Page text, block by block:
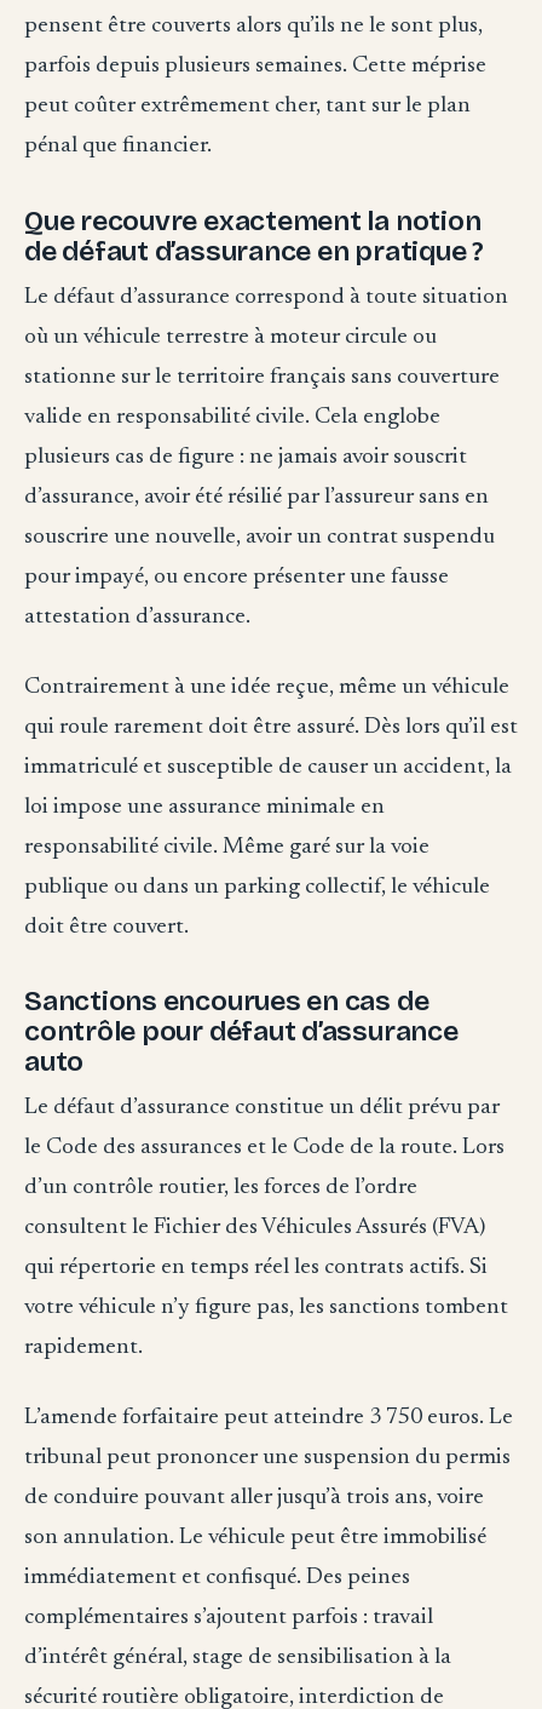
pensent être couverts alors qu’ils ne le sont plus,
parfois depuis plusieurs semaines. Cette méprise
peut coûter extrêmement cher, tant sur le plan
pénal que financier.
Que recouvre exactement la notion
de défaut d’assurance en pratique ?
Le défaut d’assurance correspond à toute situation
où un véhicule terrestre à moteur circule ou
stationne sur le territoire français sans couverture
valide en responsabilité civile. Cela englobe
plusieurs cas de figure : ne jamais avoir souscrit
d’assurance, avoir été résilié par l’assureur sans en
souscrire une nouvelle, avoir un contrat suspendu
pour impayé, ou encore présenter une fausse
attestation d’assurance.
Contrairement à une idée reçue, même un véhicule
qui roule rarement doit être assuré. Dès lors qu’il est
immatriculé et susceptible de causer un accident, la
loi impose une assurance minimale en
responsabilité civile. Même garé sur la voie
publique ou dans un parking collectif, le véhicule
doit être couvert.
Sanctions encourues en cas de
contrôle pour défaut d’assurance
auto
Le défaut d’assurance constitue un délit prévu par
le Code des assurances et le Code de la route. Lors
d’un contrôle routier, les forces de l’ordre
consultent le Fichier des Véhicules Assurés (FVA)
qui répertorie en temps réel les contrats actifs. Si
votre véhicule n’y figure pas, les sanctions tombent
rapidement.
L’amende forfaitaire peut atteindre 3 750 euros. Le
tribunal peut prononcer une suspension du permis
de conduire pouvant aller jusqu’à trois ans, voire
son annulation. Le véhicule peut être immobilisé
immédiatement et confisqué. Des peines
complémentaires s’ajoutent parfois : travail
d’intérêt général, stage de sensibilisation à la
sécurité routière obligatoire, interdiction de